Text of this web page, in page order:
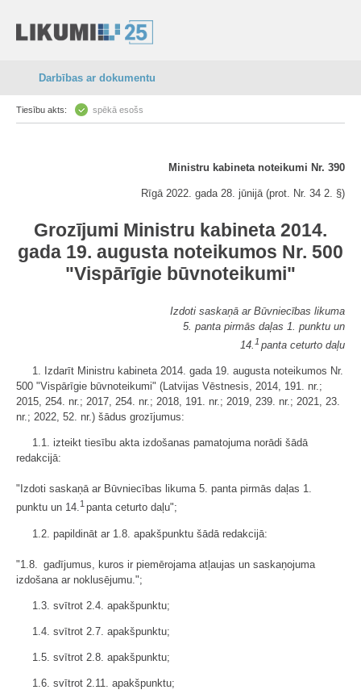
Darbības ar dokumentu
Tiesību akts: spēkā esošs
Ministru kabineta noteikumi Nr. 390
Rīgā 2022. gada 28. jūnijā (prot. Nr. 34 2. §)
Grozījumi Ministru kabineta 2014.
gada 19. augusta noteikumos Nr. 500
"Vispārīgie būvnoteikumi"
Izdoti saskaņā ar Būvniecības likuma
5. panta pirmās daļas 1. punktu un
14. 1 panta ceturto daļu
1. Izdarīt Ministru kabineta 2014. gada 19. augusta noteikumos Nr.
500 "Vispārīgie būvnoteikumi" (Latvijas Vēstnesis, 2014, 191. nr.;
2015, 254. nr.; 2017, 254. nr.; 2018, 191. nr.; 2019, 239. nr.; 2021, 23.
nr.; 2022, 52. nr.) šādus grozījumus:
1.1. izteikt tiesību akta izdošanas pamatojuma norādi šādā
redakcijā:
"Izdoti saskaņā ar Būvniecības likuma 5. panta pirmās daļas 1.
punktu un 14.1 panta ceturto daļu";
1.2. papildināt ar 1.8. apakšpunktu šādā redakcijā:
"1.8. gadījumus, kuros ir piemērojama atļaujas un saskaņojuma
izdošana ar noklusējumu.";
1.3. svītrot 2.4. apakšpunktu;
1.4. svītrot 2.7. apakšpunktu;
1.5. svītrot 2.8. apakšpunktu;
1.6. svītrot 2.11. apakšpunktu;